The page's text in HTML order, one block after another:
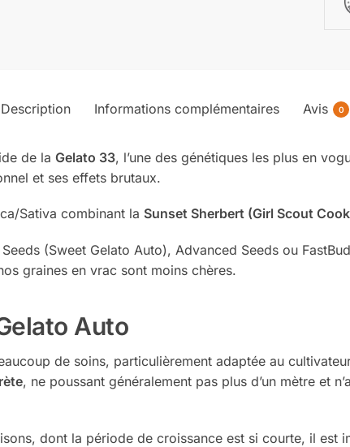
Description Informations complémentaires Avis 0
de la Gelato 33, l’une des génétiques les plus en
et ses effets brutaux.
Sativa combinant la Sunset Sherbert (Girl Scout
(Sweet Gelato Auto), Advanced Seeds ou
graines en vrac sont moins chères.
Auto
de soins, particulièrement adaptée au
, ne poussant généralement pas plus d’un mètre et
dont la période de croissance est si courte, il est